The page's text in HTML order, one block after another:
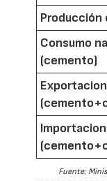
Producción
Consumo
(cemento)
Fuente: